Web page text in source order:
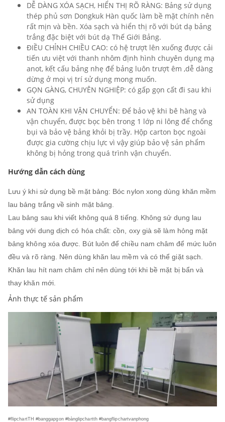
DỄ DÀNG XÓA SẠCH, HIỂN THỊ RÕ RÀNG: Bảng sử dụng
thép phủ sơn Dongkuk Hàn quốc làm bề mặt chính nên
rất mịn và bền. Xóa sạch và hiển thị rõ với bút dạ bảng
trắng đặc biệt với bút dạ Thế Giới Bảng.
ĐIỀU CHỈNH CHIỀU CAO: có hệ trượt lên xuống được cải
tiến ưu việt với thanh nhôm định hình chuyên dụng mạ
anot, kết cấu bảng nhẹ để bảng luôn trượt êm ,dễ dàng
dừng ở mọi vị trí sử dụng mong muốn.
GỌN GÀNG, CHUYÊN NGHIỆP: có gấp gọn cất đi sau khi
sử dụng
AN TOÀN KHI VẬN CHUYỂN: Để bảo vệ khi bê hàng và
vận chuyển, được bọc bên trong 1 lớp ni lông để chống
bụi và bảo vệ bảng khỏi bị trầy. Hộp carton bọc ngoài
được gia cường chịu lực vì vậy giúp bảo vệ sản phẩm
không bị hỏng trong quá trình vận chuyển.
Hướng dẫn cách dùng
Lưu ý khi sử dụng bề mặt bảng: Bóc nylon xong dùng khăn mềm
lau bảng trắng về sinh mặt bảng.
Lau bảng sau khi viết không quá 8 tiếng. Không sử dụng lau
bảng với dung dịch có hóa chất: cồn, oxy già sẽ làm hỏng mặt
bảng không xóa được. Bút luôn để chiều nam châm để mức luôn
đều và rõ ràng. Nên dùng khăn lau mềm và có thể giặt sạch.
Khăn lau hít nam châm chỉ nên dùng tới khi bề mặt bị bẩn và
thay khăn mới.
Ảnh thực tế sản phẩm
#flipchartTH #banggapgon #bànglipchartth #bangflipchartvanphong